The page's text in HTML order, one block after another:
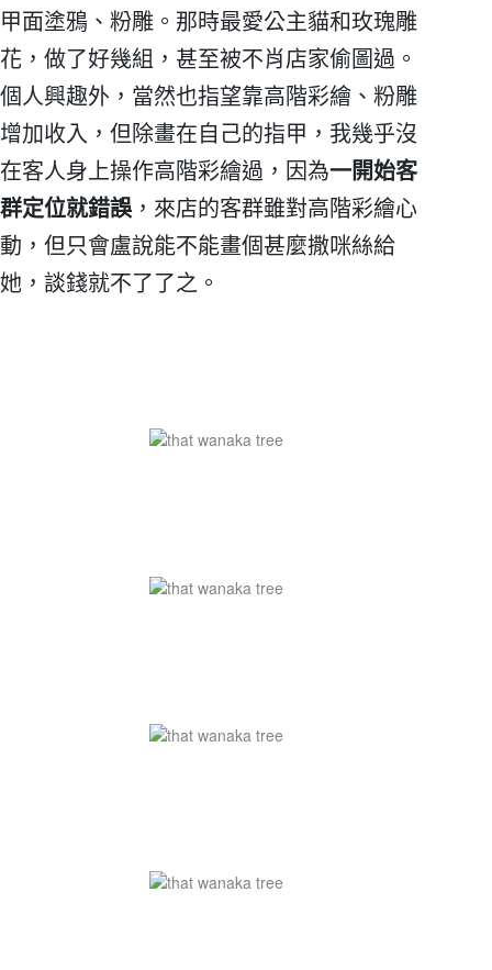
甲面塗鴉、粉雕。那時最愛公主貓和玫瑰雕
花，做了好幾組，甚至被不肖店家偷圖過。
個人興趣外，當然也指望靠高階彩繪、粉雕
增加收入，但除畫在自己的指甲，我幾乎沒
在客人身上操作高階彩繪過，因為一開始客
群定位就錯誤 ，來店的客群雖對高階彩繪心
動，但只會盧說能不能畫個甚麼撒咪絲給
她，談錢就不了了之。